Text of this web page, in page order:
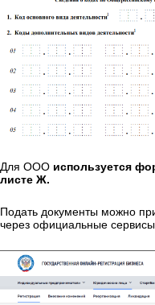
Для ООО используется
листе Ж.
Подать документы можно
через официальные